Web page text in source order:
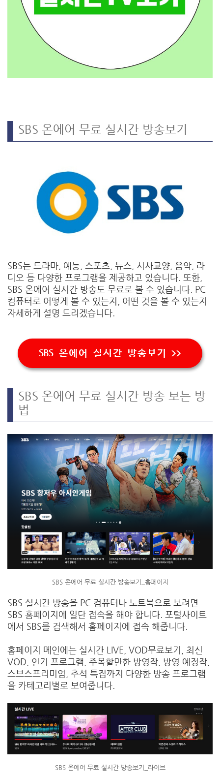
SBS 온에어 무료 실시간 방송보기
SBS는 드라마, 예능, 스포츠, 뉴스, 시사교양, 음악, 라
디오 등 다양한 프로그램을 제공하고 있습니다. 또한,
SBS 온에어 실시간 방송도 무료로 볼 수 있습니다. PC
컴퓨터로 어떻게 볼 수 있는지, 어떤 것을 볼 수 있는지
자세하게 설명 드리겠습니다.
SBS 온에어 실시간 방송보기 >>
SBS 온에어 무료 실시간 방송 보는 방
법
SBS 온에어 무료 실시간 방송보기_홈페이지
SBS 실시간 방송을 PC 컴퓨터나 노트북으로 보려면
SBS 홈페이지에 일단 접속을 해야 합니다. 포털사이트
에서 SBS를 검색해서 홈페이지에 접속 해줍니다.
홈페이지 메인에는 실시간 LIVE, VOD무료보기, 최신
VOD, 인기 프로그램, 주목할만한 방영작, 방영 예정작,
스브스프리미엄, 추석 특집까지 다양한 방송 프로그램
을 카테고리별로 보여줍니다.
SBS 온에어 무료 실시간 방송보기_라이브